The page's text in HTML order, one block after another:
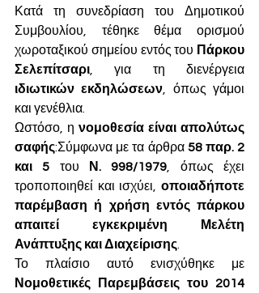
Κατά τη συνεδρίαση του Δημοτικού
Συμβουλίου, τέθηκε θέμα ορισμού
χωροταξικού σημείου εντός του Πάρκου
Σελεπίτσαρι
ιδιωτικών εκδηλώσεων , όπως γάμοι
και γενέθλια.
Ωστόσο, η νομοθεσία είναι απολύτως
σαφής:Σύμφωνα με τα άρθρα 58 παρ. 2
και 5 του Ν. 998/1979 , όπως έχει
τροποποιηθεί και ισχύει, οποιαδήποτε
παρέμβαση ή χρήση εντός πάρκου
απαιτεί εγκεκριμένη Μελέτη
Ανάπτυξης και Διαχείρισης
Νομοθετικές Παρεμβάσεις του 2014